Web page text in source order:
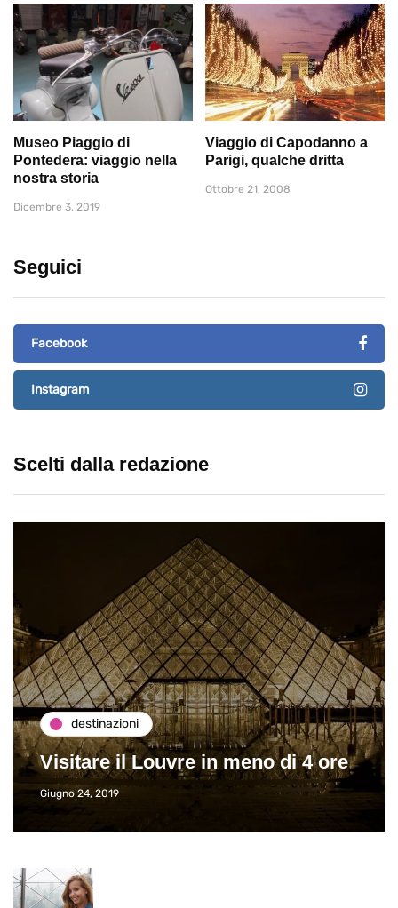
Museo Piaggio di
Pontedera: viaggio nella
nostra storia
Dicembre 3, 2019
Viaggio di Capodanno a
Parigi, qualche dritta
Ottobre 21, 2008
Seguici
Facebook
Instagram
Scelti dalla redazione
destinazioni
Visitare il Louvre in meno di 4 ore
Giugno 24, 2019